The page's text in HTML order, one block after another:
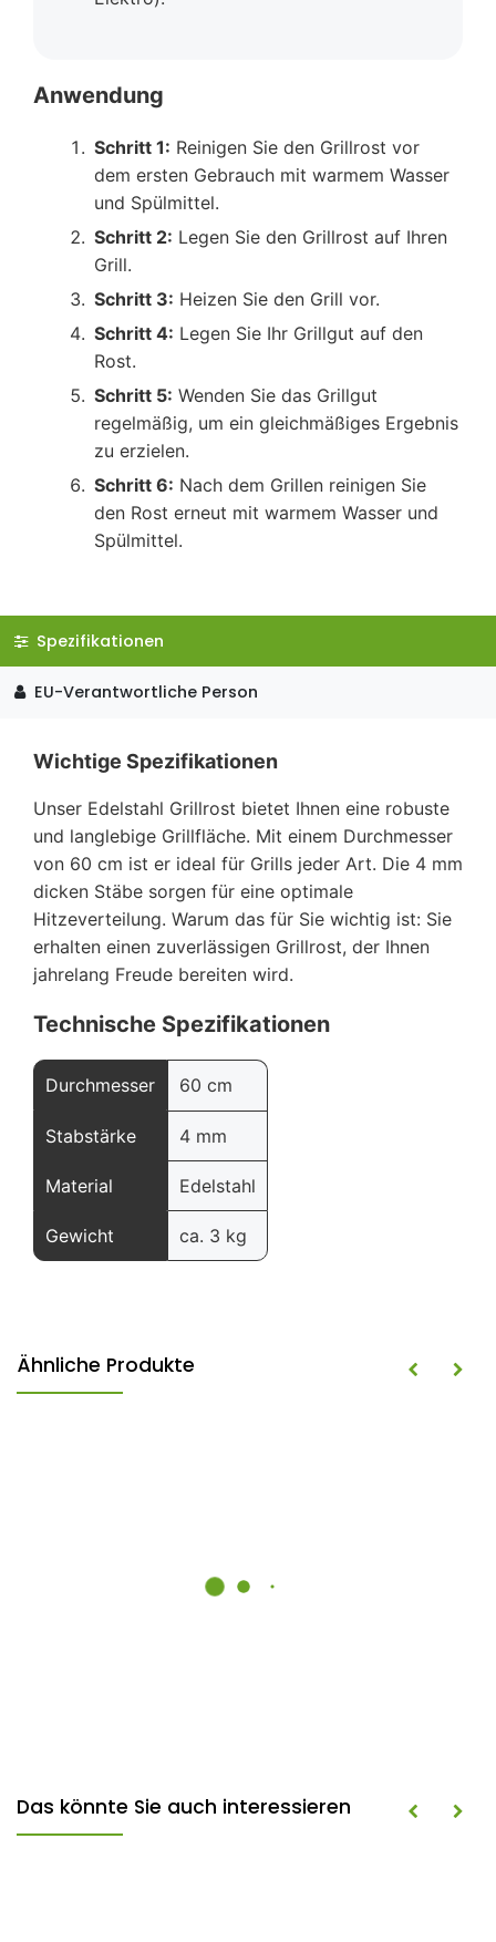
Anwendung
Schritt 1: Reinigen Sie den Grillrost vor
dem ersten Gebrauch mit warmem Wasser
und Spülmittel.
Schritt 2: Legen Sie den Grillrost auf Ihren
Grill.
Schritt 3: Heizen Sie den Grill vor.
Schritt 4: Legen Sie Ihr Grillgut auf den
Rost.
Schritt 5: Wenden Sie das Grillgut
regelmäßig, um ein gleichmäßiges Ergebnis
zu erzielen.
Schritt 6: Nach dem Grillen reinigen Sie
den Rost erneut mit warmem Wasser und
Spülmittel.
Spezifikationen
EU-Verantwortliche Person
Wichtige Spezifikationen
Unser Edelstahl Grillrost bietet Ihnen eine robuste
und langlebige Grillfläche. Mit einem Durchmesser
von 60 cm ist er ideal für Grills jeder Art. Die 4 mm
dicken Stäbe sorgen für eine optimale
Hitzeverteilung. Warum das für Sie wichtig ist: Sie
erhalten einen zuverlässigen Grillrost, der Ihnen
jahrelang Freude bereiten wird.
Technische Spezifikationen
Durchmesser 60 cm
Stabstärke 4 mm
Material Edelstahl
Gewicht ca. 3 kg
Ähnliche Produkte
Das könnte Sie auch interessieren